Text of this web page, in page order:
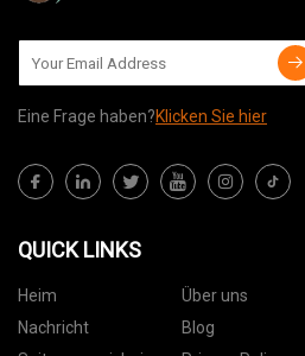
Eine Frage haben?Klicken Sie hier
QUICK LINKS
Heim Über uns
Nachricht
Blog